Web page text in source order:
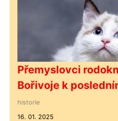
Přemyslovci
Bořivoje k
historie
16. 01. 2025